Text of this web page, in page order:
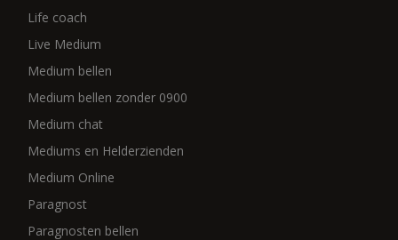
Life coach
Live Medium
Medium bellen
Medium bellen zonder 0900
Medium chat
Mediums en Helderzienden
Medium Online
Paragnost
Paragnosten bellen